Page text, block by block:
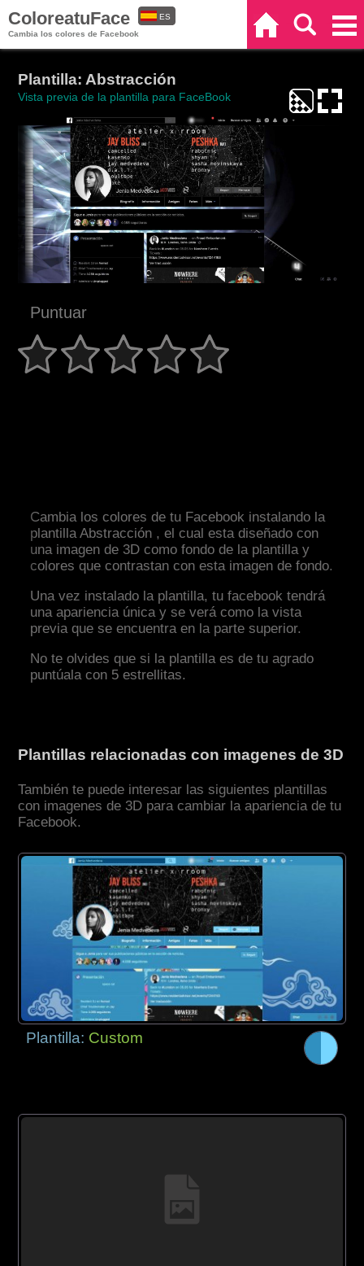
ColoreatuFace
Cambia los colores de Facebook
ES
Plantilla: Abstracción
Vista previa de la plantilla para FaceBook
Puntuar
Cambia los colores de tu Facebook instalando la
plantilla Abstracción , el cual esta diseñado con
una imagen de 3D como fondo de la plantilla y
colores que contrastan con esta imagen de fondo.
Una vez instalado la plantilla, tu facebook tendrá
una apariencia única y se verá como la vista
previa que se encuentra en la parte superior.
No te olvides que si la plantilla es de tu agrado
puntúala con 5 estrellitas.
Plantillas relacionadas con imagenes de 3D
También te puede interesar las siguientes plantillas
con imagenes de 3D para cambiar la apariencia de tu
Facebook.
Plantilla: Custom